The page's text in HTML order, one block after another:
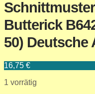
Butterick
50) Deutsche
16,75 €
1 vorrätig